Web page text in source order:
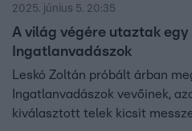
2025. június 5. 20:35
A világ végére utaztak egy
Ingatlanvadászok
Leskó Zoltán próbált árban
Ingatlanvadászok vevőinek,
kiválasztott telek kicsit